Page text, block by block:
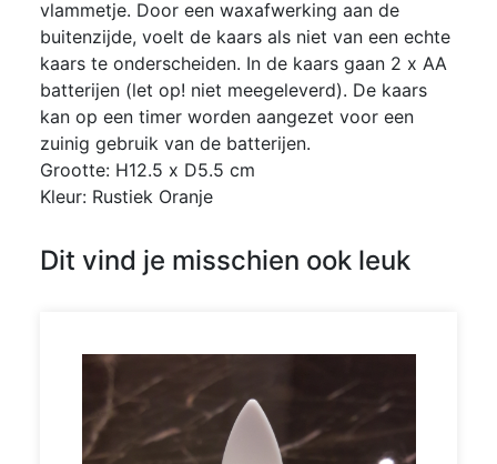
vlammetje. Door een waxafwerking aan de
buitenzijde, voelt de kaars als niet van een echte
kaars te onderscheiden. In de kaars gaan 2 x AA
batterijen (let op! niet meegeleverd). De kaars
kan op een timer worden aangezet voor een
zuinig gebruik van de batterijen.
Grootte: H12.5 x D5.5 cm
Kleur: Rustiek Oranje
Dit vind je misschien ook leuk